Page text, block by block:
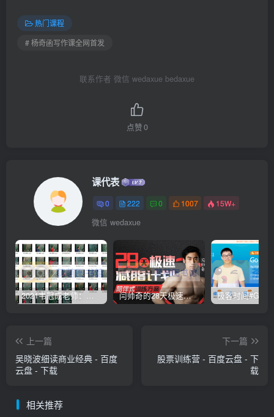
热门课程
# 杨奇函写作课全网首发
联系作者 微信 wedaxue bedaxue
点赞0
课代表
0 222 0 1007 15W+
微信 wedaxue
2021韦冠成老师：韦氏天星风水《秘传二十四山吉凶占断要法》 – 百度云盘 – 下载 闫帅奇的28天极速减脂计划 – 网盘分享 – 下载
上一篇
吴晓波细读商业经典 - 百度
云盘 - 下载
下一篇
股票训练营 - 百度云盘 - 下
载
相关推荐